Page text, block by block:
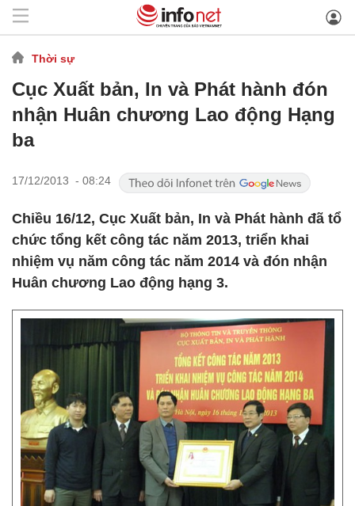
Thời sự
Cục Xuất bản, In và Phát hành đón
nhận Huân chương Lao động Hạng
ba
17/12/2013 - 08:24
Chiều 16/12, Cục Xuất bản, In và Phát hành đã tổ
chức tổng kết công tác năm 2013, triển khai
nhiệm vụ năm công tác năm 2014 và đón nhận
Huân chương Lao động hạng 3.